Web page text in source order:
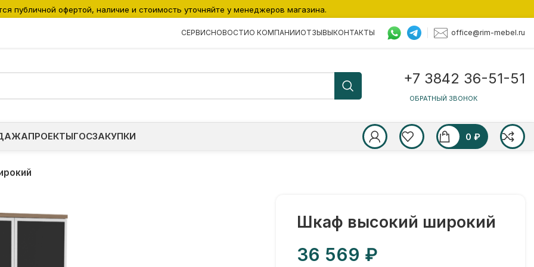
СЕРВИСНОВОСТИО КОМПАНИИОТЗЫВЫКОНТАКТЫ office@rim-mebel.ru
+7 3842 36-51-51
ОБРАТНЫЙ ЗВОНОК
ПРОЕКТЫГОСЗАКУПКИ 0 ₽
Шкаф высокий широкий
₽
публичной офертой, наличие и стоимость уточняйте у менеджеров магазина.